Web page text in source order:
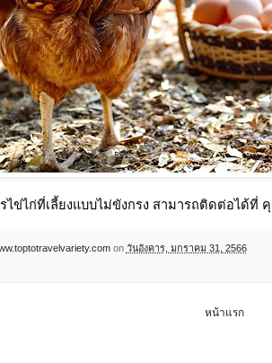
ไข่ไก่ที่เลี้ยงแบบไม่ขังกรง สามารถติดต่อได้ที่
on วันอังคาร, มกราคม 31, 2566
หน้าแรก